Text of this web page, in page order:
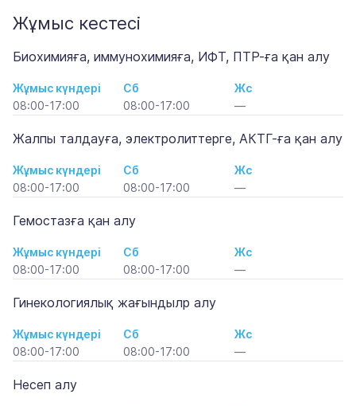
Жұмыс кестесі
Биохимияға, иммунохимияға, ИФТ, ПТР-ға қан алу
Жұмыс күндері
08:00-17:00
Сб
08:00-17:00
Жс
—
Жалпы талдауға, электролиттерге, АКТГ-ға қан алу
Жұмыс күндері
08:00-17:00
Сб
08:00-17:00
Жс
—
Гемостазға қан алу
Жұмыс күндері
08:00-17:00
Сб
08:00-17:00
Жс
—
Гинекологиялық жағындылр алу
Жұмыс күндері
08:00-17:00
Сб
08:00-17:00
Жс
—
Несеп алу